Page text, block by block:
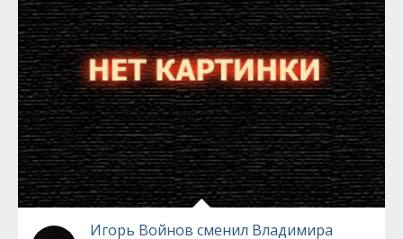
Игорь Войнов сменил Владимира